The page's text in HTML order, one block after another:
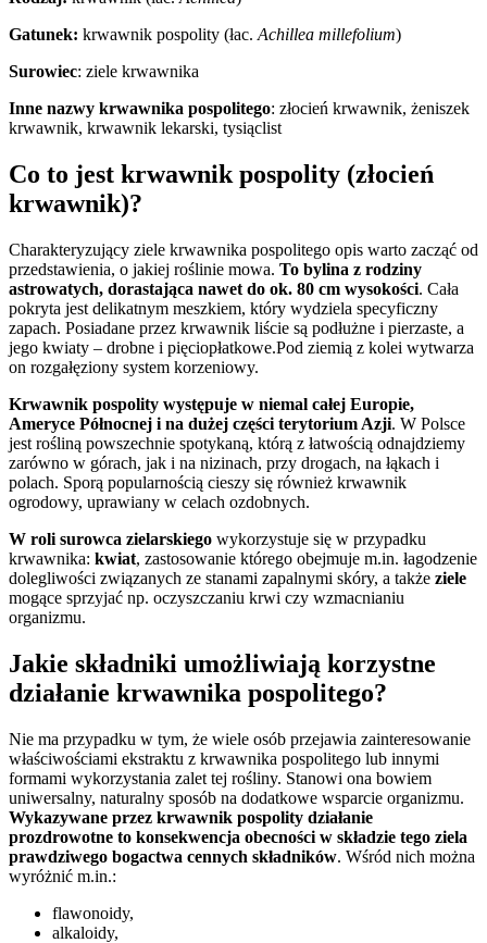
Gatunek: krwawnik pospolity (łac. Achillea millefolium)
Surowiec: ziele krwawnika
Inne nazwy krwawnika pospolitego: złocień krwawnik, żeniszek
krwawnik, krwawnik lekarski, tysiąclist
Co to jest krwawnik pospolity (złocień
krwawnik)?
Charakteryzujący ziele krwawnika pospolitego opis warto zacząć od
przedstawienia, o jakiej roślinie mowa. To bylina z rodziny
astrowatych, dorastająca nawet do ok. 80 cm wysokości. Cała
pokryta jest delikatnym meszkiem, który wydziela specyficzny
zapach. Posiadane przez krwawnik liście są podłużne i pierzaste, a
jego kwiaty – drobne i pięciopłatkowe.Pod ziemią z kolei wytwarza
on rozgałęziony system korzeniowy.
Krwawnik pospolity występuje w niemal całej Europie,
Ameryce Północnej i na dużej części terytorium Azji. W Polsce
jest rośliną powszechnie spotykaną, którą z łatwością odnajdziemy
zarówno w górach, jak i na nizinach, przy drogach, na łąkach i
polach. Sporą popularnością cieszy się również krwawnik
ogrodowy, uprawiany w celach ozdobnych.
W roli surowca zielarskiego wykorzystuje się w przypadku
krwawnika: kwiat, zastosowanie którego obejmuje m.in. łagodzenie
dolegliwości związanych ze stanami zapalnymi skóry, a także ziele
mogące sprzyjać np. oczyszczaniu krwi czy wzmacnianiu
organizmu.
Jakie składniki umożliwiają korzystne
działanie krwawnika pospolitego?
Nie ma przypadku w tym, że wiele osób przejawia zainteresowanie
właściwościami ekstraktu z krwawnika pospolitego lub innymi
formami wykorzystania zalet tej rośliny. Stanowi ona bowiem
uniwersalny, naturalny sposób na dodatkowe wsparcie organizmu.
Wykazywane przez krwawnik pospolity działanie
prozdrowotne to konsekwencja obecności w składzie tego ziela
prawdziwego bogactwa cennych składników. Wśród nich można
wyróżnić m.in.:
flawonoidy,
alkaloidy,